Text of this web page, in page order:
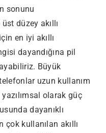
sonunu
düzey akıllı
en iyi akıllı
dayandığına pil
Büyük
uzun kullanım
olarak güç
dayanıklı
çok kullanılan akıllı